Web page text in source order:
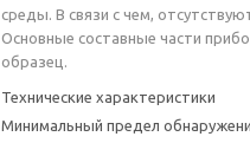
среды. В связи с чем,
Основные составные части
образец.
Технические характеристики
Минимальный предел